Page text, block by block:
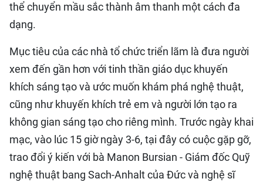
thể chuyển mầu sắc thành âm thanh một cách đa
dạng.
Mục tiêu của các nhà tổ chức triển lãm là đưa người
xem đến gần hơn với tinh thần giáo dục khuyến
khích sáng tạo và ước muốn khám phá nghệ thuật,
cũng như khuyến khích trẻ em và người lớn tạo ra
không gian sáng tạo cho riêng mình. Trước ngày khai
mạc, vào lúc 15 giờ ngày 3-6, tại đây có cuộc gặp gỡ,
trao đổi ý kiến với bà Manon Bursian - Giám đốc Quỹ
nghệ thuật bang Sach-Anhalt của Ðức và nghệ sĩ